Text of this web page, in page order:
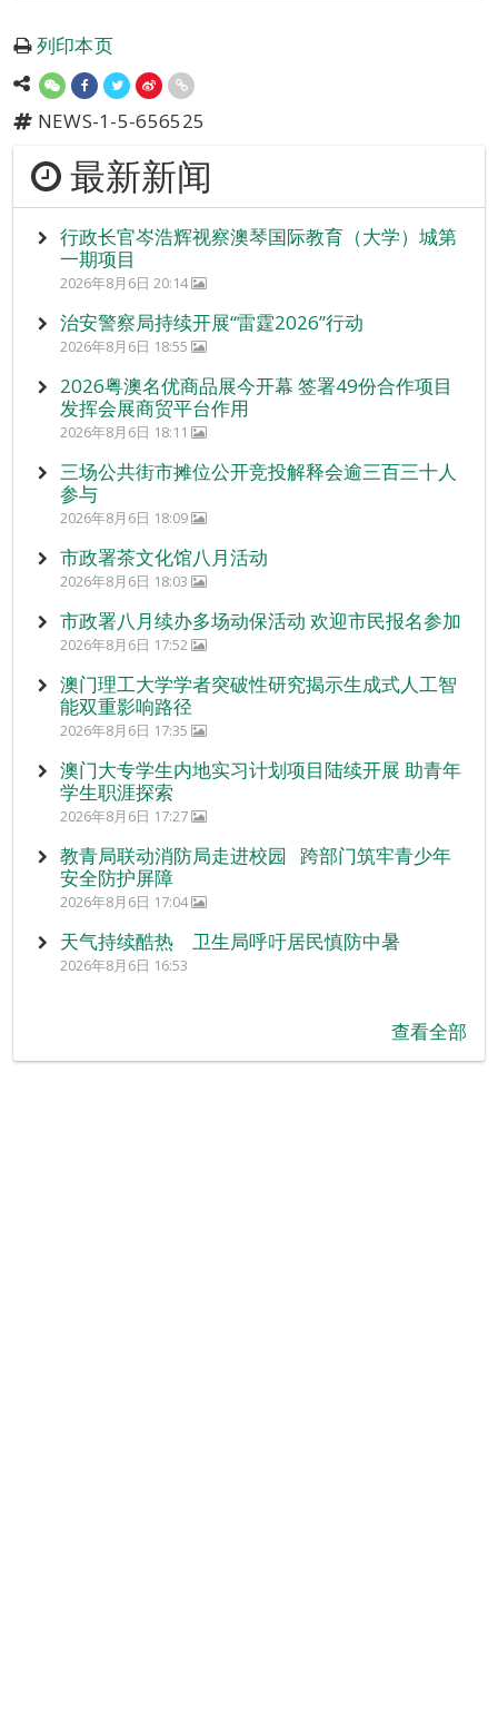
列印本页
NEWS-1-5-656525
最新新闻
行政长官岑浩辉视察澳琴国际教育（大学）城第
一期项目
2026年8月6日 20:14
治安警察局持续开展“雷霆2026”行动
2026年8月6日 18:55
2026粤澳名优商品展今开幕 签署49份合作项目
发挥会展商贸平台作用
2026年8月6日 18:11
三场公共街市摊位公开竞投解释会逾三百三十人
参与
2026年8月6日 18:09
市政署茶文化馆八月活动
2026年8月6日 18:03
市政署八月续办多场动保活动 欢迎市民报名参加
2026年8月6日 17:52
澳门理工大学学者突破性研究揭示生成式人工智
能双重影响路径
2026年8月6日 17:35
澳门大专学生内地实习计划项目陆续开展 助青年
学生职涯探索
2026年8月6日 17:27
教青局联动消防局走进校园 跨部门筑牢青少年
安全防护屏障
2026年8月6日 17:04
天气持续酷热 卫生局呼吁居民慎防中暑
2026年8月6日 16:53
查看全部